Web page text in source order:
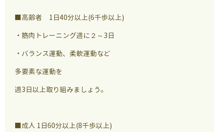
■高齢者 1日40分以上(6千歩以上)
・筋肉トレーニング週に２～3日
・バランス運動、柔軟運動など
多要素な運動を
週3日以上取り組みましょう。
■成人 1日60分以上(8千歩以上)